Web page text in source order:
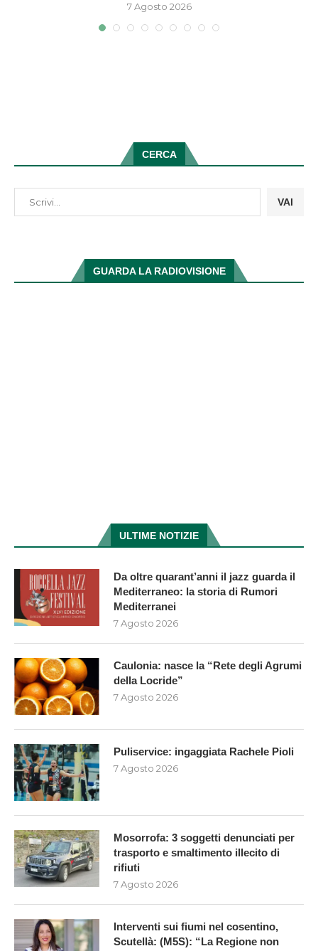
7 Agosto 2026
CERCA
VAI
GUARDA LA RADIOVISIONE
ULTIME NOTIZIE
Da oltre quarant’anni il jazz guarda il
Mediterraneo: la storia di Rumori
Mediterranei
7 Agosto 2026
Caulonia: nasce la “Rete degli Agrumi
della Locride”
7 Agosto 2026
Puliservice: ingaggiata Rachele Pioli
7 Agosto 2026
Mosorrofa: 3 soggetti denunciati per
trasporto e smaltimento illecito di
rifiuti
7 Agosto 2026
Interventi sui fiumi nel cosentino,
Scutellà: (M5S): “La Regione non